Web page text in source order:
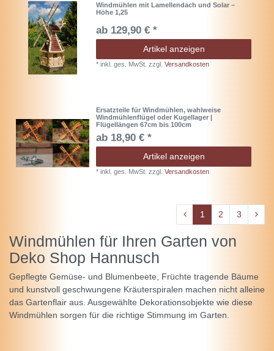
Windmühlen mit Lamellendach und Solar –
Höhe 1,25
ab 129,90 € *
Artikel anzeigen
*inkl. ges. MwSt. zzgl.Versandkosten
Ersatzteile für Windmühlen, wahlweise
Windmühlenflügel oder Kugellager |
Flügellängen 67cm bis 100cm
ab 18,90 € *
Artikel anzeigen
*inkl. ges. MwSt. zzgl.Versandkosten
1 2 3
Windmühlen für Ihren Garten von
Deko Shop Hannusch
Gepflegte Gemüse- und Blumenbeete, Früchte tragende Bäume
und kunstvoll geschwungene Kräuterspiralen machen nicht alleine
das Gartenflair aus. Ausgewählte Dekorationsobjekte wie diese
Windmühlen sorgen für die richtige Stimmung im Garten.